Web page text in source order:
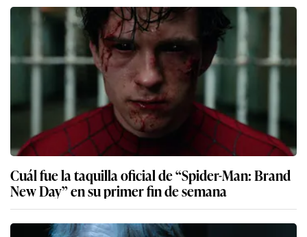
Cuál fue la taquilla oficial de “Spider-Man: Brand
New Day” en su primer fin de semana